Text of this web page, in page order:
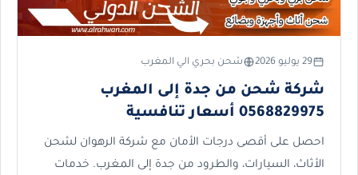
29 يوليو 2026 شحن بحري الي المغرب
شركة شحن من جدة إلى المغرب
0568829975 أسعار تنافسية
احصل على أقصى درجات الأمان مع شركة الرهوان لشحن
الأثاث، السيارات، والطرود من جدة إلى المغرب. خدمات